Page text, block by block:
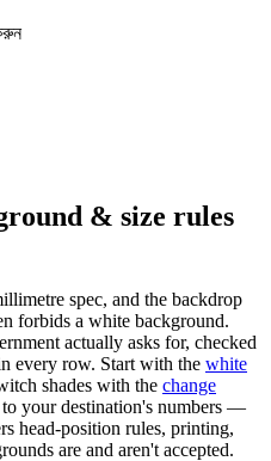
& size rules
spec, and the backdrop
forbids a white background.
actually asks for, checked
every row. Start with the white
shades with the change
your destination's numbers —
head-position rules, printing,
are and aren't accepted.